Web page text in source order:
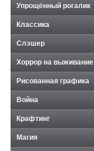
Упрощённый рогалик
Классика
Слэшер
Хоррор на выживание
Рисованная графика
Война
Крафтинг
Магия